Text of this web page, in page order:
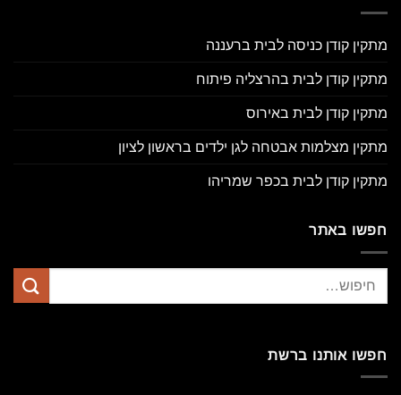
מתקין קודן כניסה לבית ברעננה
מתקין קודן לבית בהרצליה פיתוח
מתקין קודן לבית באירוס
מתקין מצלמות אבטחה לגן ילדים בראשון לציון
מתקין קודן לבית בכפר שמריהו
חפשו באתר
חפשו אותנו ברשת